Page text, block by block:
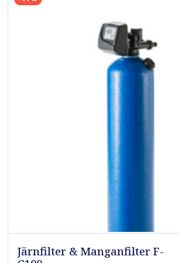
Järnfilter & Manganfilter F-